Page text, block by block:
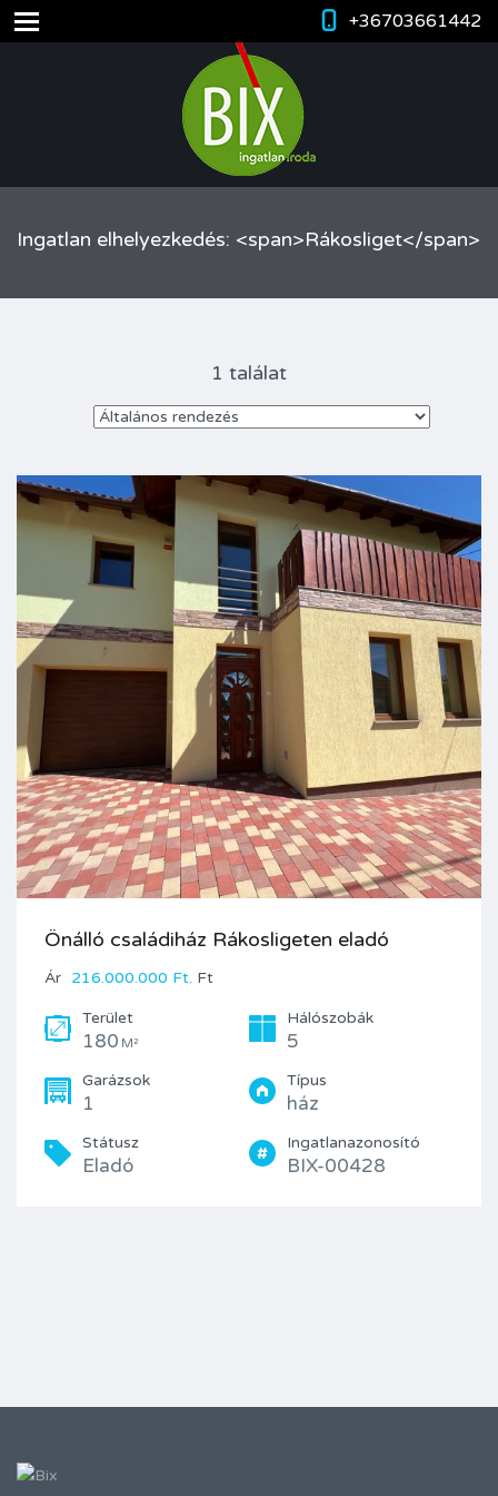
+36703661442
Ingatlan elhelyezkedés: <span>Rákosliget</span>
1 találat
Önálló családiház Rákosligeten eladó
Ár 216.000.000 Ft. Ft
Terület
180 M²
Hálószobák
5
Garázsok
1
Típus
ház
Státusz
Eladó
Ingatlanazonosító
BIX-00428